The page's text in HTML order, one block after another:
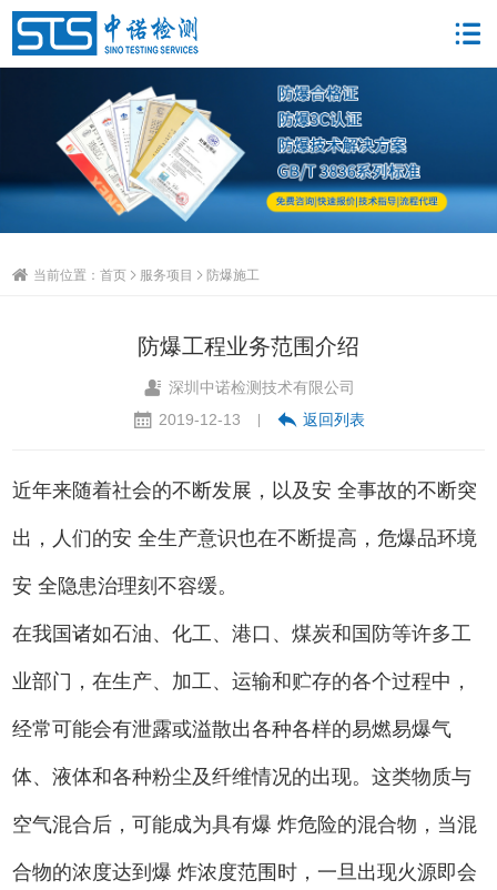
当前位置：首页 服务项目 防爆施工
防爆工程业务范围介绍
深圳中诺检测技术有限公司
2019-12-13
| 返回列表
近年来随着社会的不断发展，以及安 全事故的不断突
出，人们的安 全生产意识也在不断提高，危爆品环境
安 全隐患治理刻不容缓。
在我国诸如石油、化工、港口、煤炭和国防等许多工
业部门，在生产、加工、运输和贮存的各个过程中，
经常可能会有泄露或溢散出各种各样的易燃易爆气
体、液体和各种粉尘及纤维情况的出现。这类物质与
空气混合后，可能成为具有爆 炸危险的混合物，当混
合物的浓度达到爆 炸浓度范围时，一旦出现火源即会